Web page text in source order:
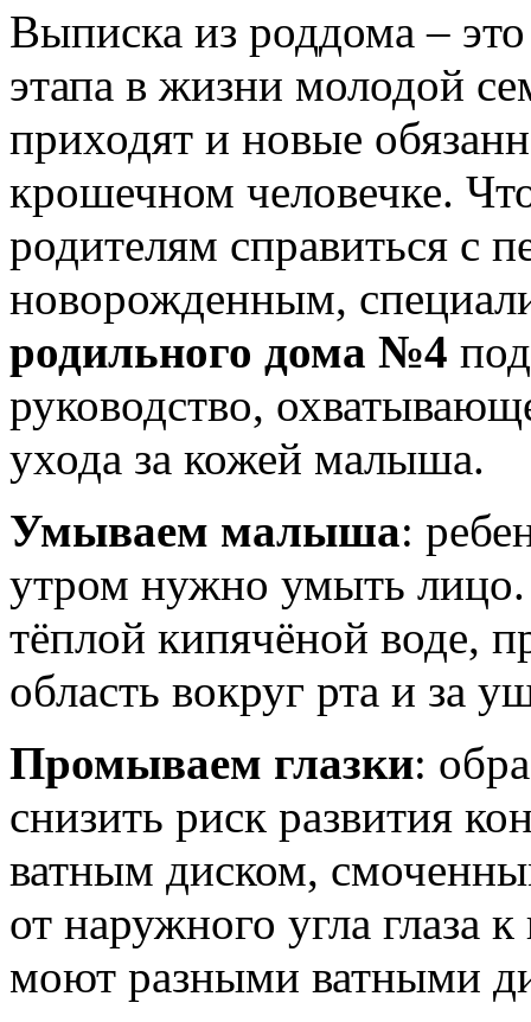
Выписка из роддома –
этапа в жизни молодой
приходят и новые
крошечном человечке.
родителям справиться с
новорожденным,
родильного дома №4
руководство,
ухода за кожей малыша.
Умываем малыша:
утром нужно умыть
тёплой кипячёной воде,
область вокруг рта и за
Промываем глазки:
снизить риск развития
ватным диском,
от наружного угла глаза
моют разными ватными